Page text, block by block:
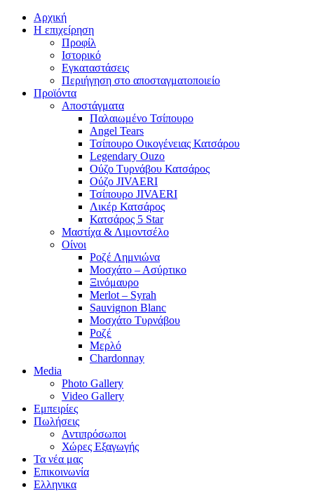
Αρχική
Η επιχείρηση
Προφίλ
Ιστορικό
Εγκαταστάσεις
Περιήγηση στο αποσταγματοποιείο
Προϊόντα
Αποστάγματα
Παλαιωμένο Τσίπουρο
Angel Tears
Τσίπουρο Οικογένειας Κατσάρου
Legendary Ouzo
Ούζο Τυρνάβου Κατσάρος
Ούζο JIVAERI
Τσίπουρο JIVAERI
Λικέρ Κατσάρος
Κατσάρος 5 Star
Μαστίχα & Λιμοντσέλο
Οίνοι
Ροζέ Λημνιώνα
Μοσχάτο – Ασύρτικο
Ξινόμαυρο
Merlot – Syrah
Sauvignon Blanc
Μοσχάτο Τυρνάβου
Ροζέ
Μερλό
Chardonnay
Media
Photo Gallery
Video Gallery
Εμπειρίες
Πωλήσεις
Αντιπρόσωποι
Χώρες Εξαγωγής
Τα νέα μας
Επικοινωνία
Ελληνικα